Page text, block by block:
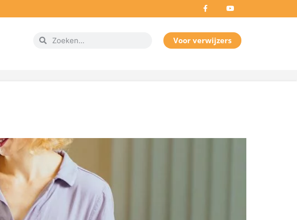
Voor verwijzers